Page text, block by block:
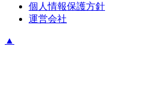
個人情報保護方針
運営会社
▲